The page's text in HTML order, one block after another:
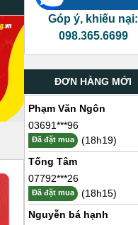
Góp ý, khiếu nại:
098.365.6699
ĐƠN HÀNG MỚI
Phạm Văn Ngôn
03691***96
Đã đặt mua
(18h19)
Tống Tâm
07792***26
Đã đặt mua
(18h15)
Nguyễn bá hạnh